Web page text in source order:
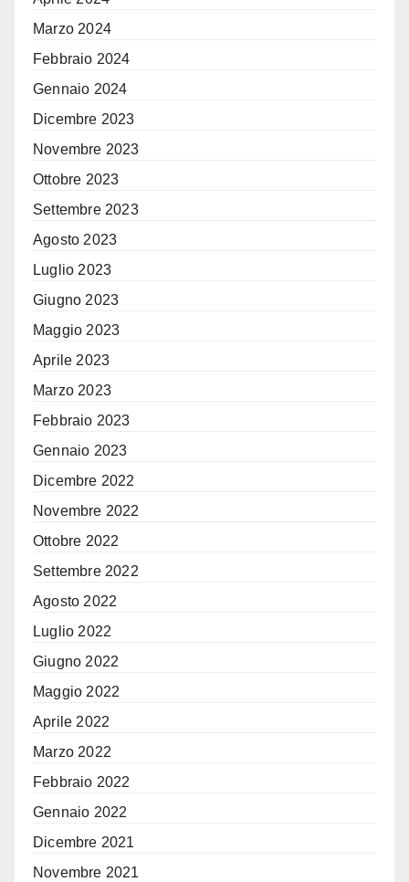
Marzo 2024
Febbraio 2024
Gennaio 2024
Dicembre 2023
Novembre 2023
Ottobre 2023
Settembre 2023
Agosto 2023
Luglio 2023
Giugno 2023
Maggio 2023
Aprile 2023
Marzo 2023
Febbraio 2023
Gennaio 2023
Dicembre 2022
Novembre 2022
Ottobre 2022
Settembre 2022
Agosto 2022
Luglio 2022
Giugno 2022
Maggio 2022
Aprile 2022
Marzo 2022
Febbraio 2022
Gennaio 2022
Dicembre 2021
Novembre 2021